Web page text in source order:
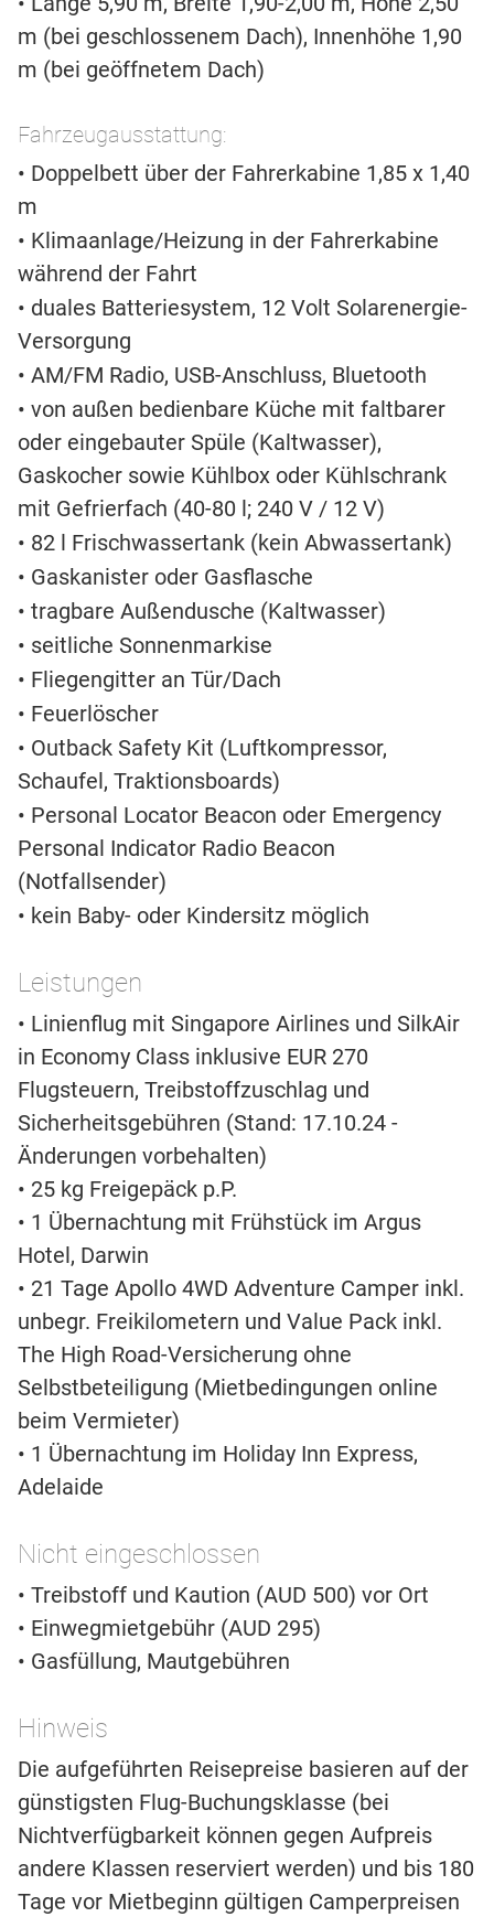
m (bei geschlossenem Dach), Innenhöhe 1,90
m (bei geöffnetem Dach)
Fahrzeugausstattung:
• Doppelbett über der Fahrerkabine 1,85 x 1,40
m
• Klimaanlage/Heizung in der Fahrerkabine
während der Fahrt
• duales Batteriesystem, 12 Volt Solarenergie-
Versorgung
• AM/FM Radio, USB-Anschluss, Bluetooth
• von außen bedienbare Küche mit faltbarer
oder eingebauter Spüle (Kaltwasser),
Gaskocher sowie Kühlbox oder Kühlschrank
mit Gefrierfach (40-80 l; 240 V / 12 V)
• 82 l Frischwassertank (kein Abwassertank)
• Gaskanister oder Gasflasche
• tragbare Außendusche (Kaltwasser)
• seitliche Sonnenmarkise
• Fliegengitter an Tür/Dach
• Feuerlöscher
• Outback Safety Kit (Luftkompressor,
Schaufel, Traktionsboards)
• Personal Locator Beacon oder Emergency
Personal Indicator Radio Beacon
(Notfallsender)
• kein Baby- oder Kindersitz möglich
Leistungen
• Linienflug mit Singapore Airlines und SilkAir
in Economy Class inklusive EUR 270
Flugsteuern, Treibstoffzuschlag und
Sicherheitsgebühren (Stand: 17.10.24 -
Änderungen vorbehalten)
• 25 kg Freigepäck p.P.
• 1 Übernachtung mit Frühstück im Argus
Hotel, Darwin
• 21 Tage Apollo 4WD Adventure Camper inkl.
unbegr. Freikilometern und Value Pack inkl.
The High Road-Versicherung ohne
Selbstbeteiligung (Mietbedingungen online
beim Vermieter)
• 1 Übernachtung im Holiday Inn Express,
Adelaide
Nicht eingeschlossen
• Treibstoff und Kaution (AUD 500) vor Ort
• Einwegmietgebühr (AUD 295)
• Gasfüllung, Mautgebühren
Hinweis
Die aufgeführten Reisepreise basieren auf der
günstigsten Flug-Buchungsklasse (bei
Nichtverfügbarkeit können gegen Aufpreis
andere Klassen reserviert werden) und bis 180
Tage vor Mietbeginn gültigen Camperpreisen